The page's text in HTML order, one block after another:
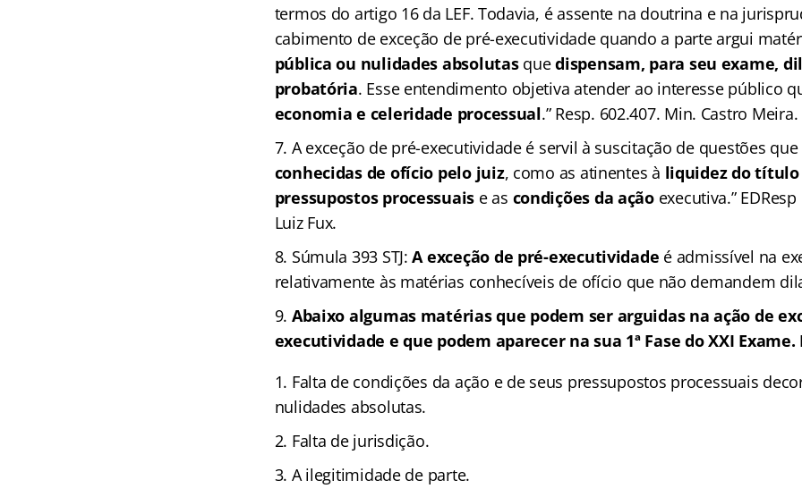
termos do artigo 16 da LEF. Todavia, é assente na doutrina e na
cabimento de exceção de pré-executividade quando a parte argui
pública ou nulidades absolutas quedispensam, para seu exame,
probatória. Esse entendimento objetiva atender ao interesse público
economia e celeridade processual.” Resp. 602.407. Min. Castro Meira.
A exceção de pré-executividade é servil à suscitação de questões
conhecidas de ofício pelo juiz, como as atinentes à liquidez do
pressupostos processuais e as condições da ação executiva.”
Luiz Fux.
Súmula 393 STJ:A exceção de pré-executividade é admissível na
relativamente às matérias conhecíveis de ofício que não demandem
Abaixo algumas matérias que podem ser arguidas na ação de
executividade e que podem aparecer na sua 1ª Fase do XXI
Falta de condições da ação e de seus pressupostos processuais
nulidades absolutas.
Falta de jurisdição.
A ilegitimidade de parte.